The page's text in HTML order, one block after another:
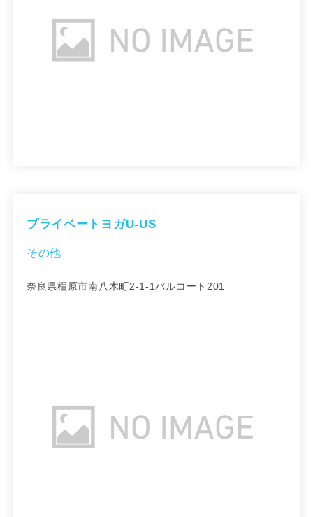
プライベートヨガU-US
その他
奈良県橿原市南八木町2-1-1バルコート201